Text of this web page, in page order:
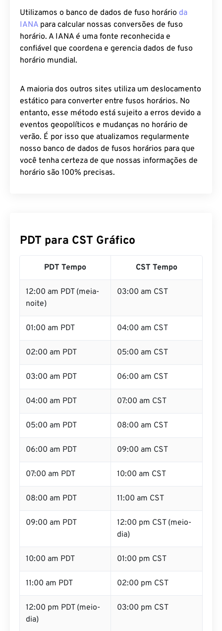
Utilizamos o banco de dados de fuso horário da
IANA para calcular nossas conversões de fuso
horário. A IANA é uma fonte reconhecida e
confiável que coordena e gerencia dados de fuso
horário mundial.
A maioria dos outros sites utiliza um deslocamento
estático para converter entre fusos horários. No
entanto, esse método está sujeito a erros devido a
eventos geopolíticos e mudanças no horário de
verão. É por isso que atualizamos regularmente
nosso banco de dados de fusos horários para que
você tenha certeza de que nossas informações de
horário são 100% precisas.
PDT para CST Gráfico
PDT Tempo CST Tempo
12:00 am PDT (meia-
noite)
03:00 am CST
01:00 am PDT 04:00 am CST
02:00 am PDT 05:00 am CST
03:00 am PDT 06:00 am CST
04:00 am PDT 07:00 am CST
05:00 am PDT 08:00 am CST
06:00 am PDT 09:00 am CST
07:00 am PDT 10:00 am CST
08:00 am PDT 11:00 am CST
09:00 am PDT
12:00 pm CST (meio-
dia)
10:00 am PDT 01:00 pm CST
11:00 am PDT 02:00 pm CST
12:00 pm PDT (meio-
dia)
03:00 pm CST